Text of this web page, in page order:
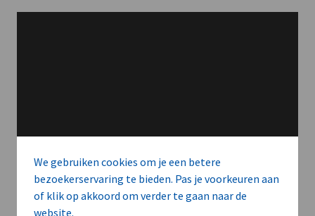
We gebruiken cookies om je een betere
bezoekerservaring te bieden. Pas je voorkeuren aan
of klik op akkoord om verder te gaan naar de
website.